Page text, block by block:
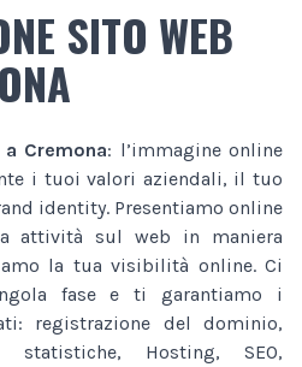
SITO WEB
a Cremona: l’immagine online
i tuoi valori aziendali, il tuo
identity. Presentiamo online
attività sul web in maniera
la tua visibilità online. Ci
fase e ti garantiamo i
registrazione del dominio,
Hosting, SEO,